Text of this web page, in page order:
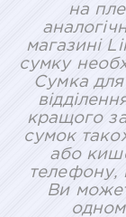
на
магазині
сумку
Сумка
кращого
сумок
або
телефону,
Ви